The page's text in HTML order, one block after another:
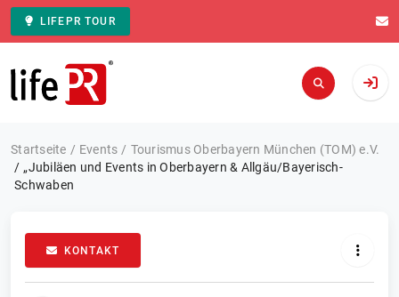
LIFEPR TOUR
Zur Startseite
Startseite Events
Tourismus Oberbayern München (TOM) e.V.
„Jubiläen und Events in Oberbayern & Allgäu/Bayerisch-
Schwaben
KONTAKT